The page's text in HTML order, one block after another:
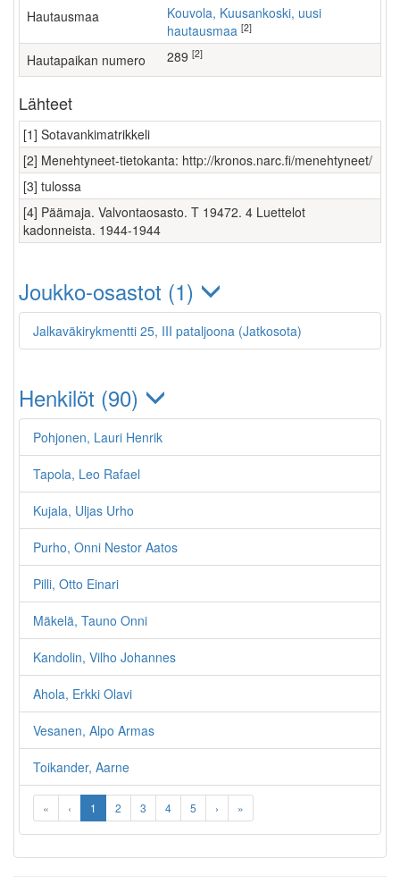
Hautausmaa
Kouvola, Kuusankoski, uusi
hautausmaa [2]
Hautapaikan numero 289 [2]
Lähteet
[1] Sotavankimatrikkeli
[2] Menehtyneet-tietokanta: http://kronos.narc.fi/menehtyneet/
[3] tulossa
[4] Päämaja. Valvontaosasto. T 19472. 4 Luettelot
kadonneista. 1944-1944
Joukko-osastot (1)
Jalkaväkirykmentti 25, III pataljoona (Jatkosota)
Henkilöt (90)
Pohjonen, Lauri Henrik
Tapola, Leo Rafael
Kujala, Uljas Urho
Purho, Onni Nestor Aatos
Pilli, Otto Einari
Mäkelä, Tauno Onni
Kandolin, Vilho Johannes
Ahola, Erkki Olavi
Vesanen, Alpo Armas
Toikander, Aarne
« ‹ 1 2 3 4 5 › »